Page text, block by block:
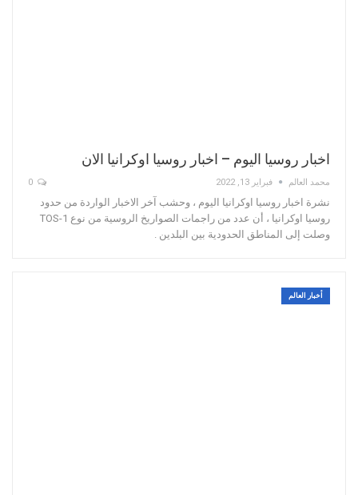
اخبار روسيا اليوم – اخبار روسيا اوكرانيا الان
محمد العالم فبراير 13, 2022
نشرة اخبار روسيا اوكرانيا اليوم ، وحشب آخر الاخبار الواردة من حدود
روسيا اوكرانيا ، أن عدد من راجمات الصواريخ الروسية من نوع TOS-1
وصلت إلى المناطق الحدودية بين البلدين .
أخبار العالم